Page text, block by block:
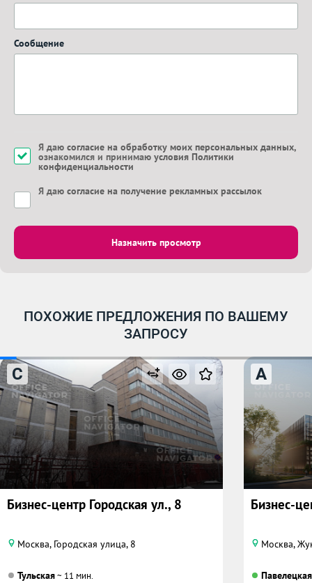
Сообщение
Я даю согласие на обработку моих персональных данных,
ознакомился и принимаю условия Политики
конфиденциальности
Я даю согласие на получение рекламных рассылок
Назначить просмотр
ПОХОЖИЕ ПРЕДЛОЖЕНИЯ ПО ВАШЕМУ
ЗАПРОСУ
C
Бизнес-центр Городская ул., 8
Москва, Городская улица, 8
Тульская~ 11 мин.
A
Бизнес-
Москва,
Павелецкая